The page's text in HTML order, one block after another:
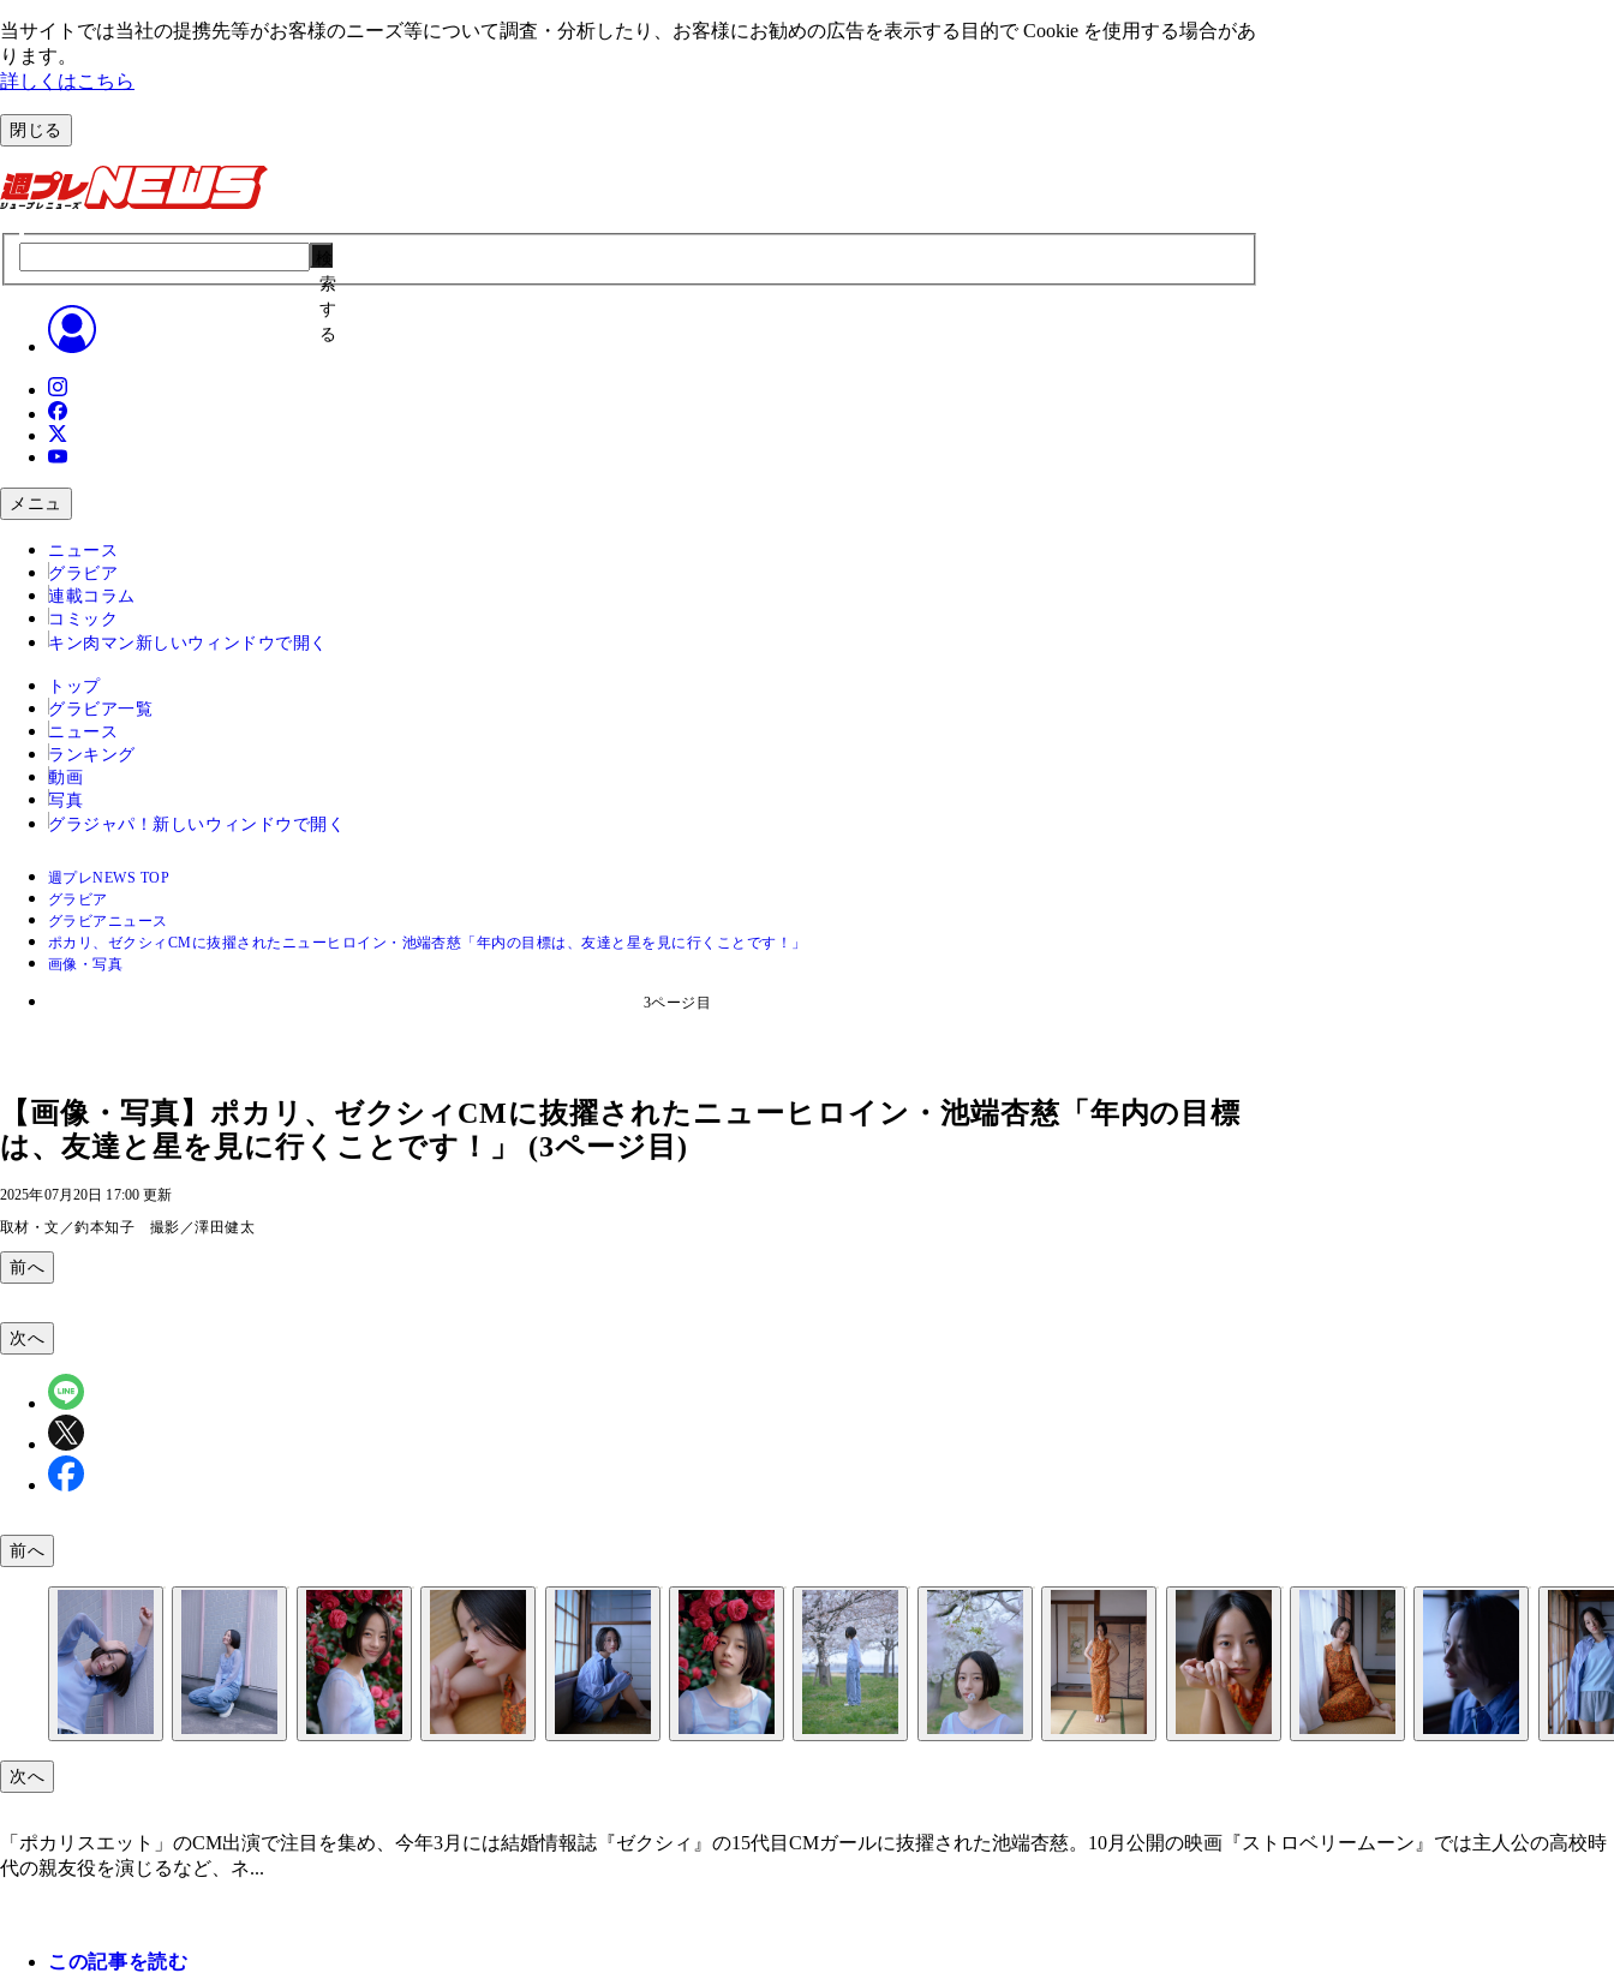
当サイトでは当社の提携先等がお客様のニーズ等について調査・分析したり、お客様にお勧めの広告を表⽰する⽬的で Cookie を使⽤する場合があ
ります。
詳しくはこちら
閉じる
索
す
る
メニュ
ニュース
グラビア
連載コラム
コミック
キン肉マン 新しいウィンドウで開く
トップ
グラビア一覧
ニュース
ランキング
動画
写真
グラジャパ！ 新しいウィンドウで開く
週プレNEWS TOP
グラビア
グラビアニュース
ポカリ、ゼクシィCMに抜擢されたニューヒロイン・池端杏慈「年内の目標は、友達と星を見に行くことです！」
画像・写真
3ページ目
【画像・写真】ポカリ、ゼクシィCMに抜擢されたニューヒロイン・池端杏慈「年内の目標
は、友達と星を見に行くことです！」 (3ページ目)
2025年07月20日 17:00 更新
取材・文／釣本知子 撮影／澤田健太
前へ
次へ
前へ
次へ
「ポカリスエット」のCM出演で注目を集め、今年3月には結婚情報誌『ゼクシィ』の15代目CMガールに抜擢された池端杏慈。10月公開の映画『ストロベリームーン』では主人公の高校時
代の親友役を演じるなど、ネ...
この記事を読む